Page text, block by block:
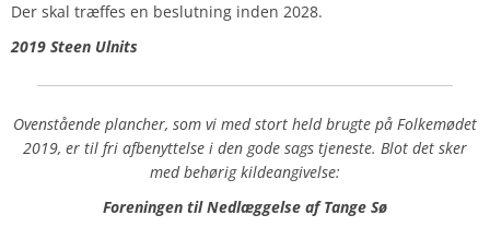
Der skal træffes en beslutning inden 2028.
2019 Steen Ulnits
Ovenstående plancher, som vi med stort held brugte på Folkemødet
2019, er til fri afbenyttelse i den gode sags tjeneste. Blot det sker
med behørig kildeangivelse:
Foreningen til Nedlæggelse af Tange Sø